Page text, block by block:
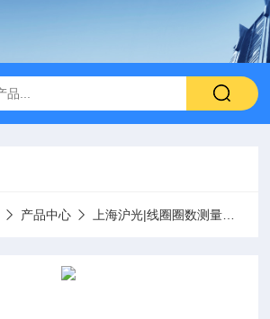
产品中心 上海沪光|线圈圈数测量仪-匝间绝缘测试仪-线圈短路测试仪